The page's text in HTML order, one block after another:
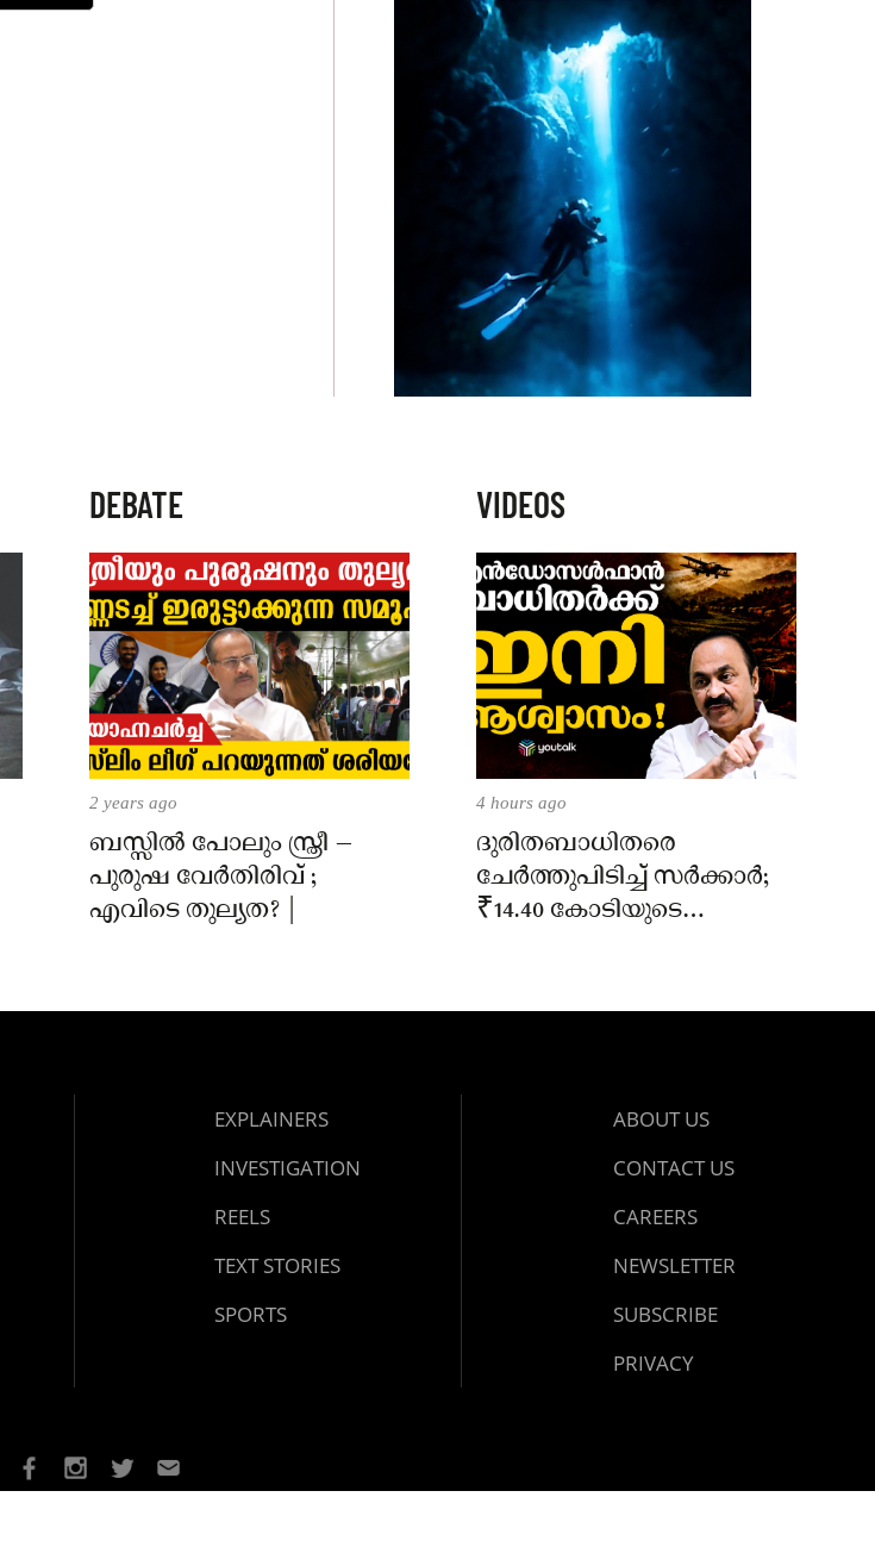
DEBATE
2 years ago
ബസ്സിൽ പോലും സ്ത്രീ –
പുരുഷ വേർതിരിവ് ;
എവിടെ തുല്യത? |
VIDEOS
4 hours ago
ദുരിതബാധിതരെ
ചേർത്തുപിടിച്ച് സർക്കാർ;
₹14.40 കോടിയുടെ
EXPLAINERS
INVESTIGATION
REELS
TEXT STORIES
SPORTS
ABOUT US
CONTACT US
CAREERS
NEWSLETTER
SUBSCRIBE
PRIVACY